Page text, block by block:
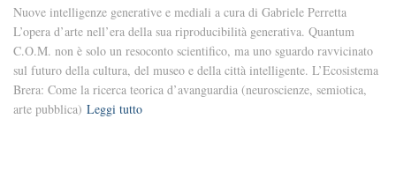
Nuove intelligenze generative e mediali a cura di Gabriele Perretta
L’opera d’arte nell’era della sua riproducibilità generativa. Quantum
C.O.M. non è solo un resoconto scientifico, ma uno sguardo ravvicinato
sul futuro della cultura, del museo e della città intelligente. L’Ecosistema
Brera: Come la ricerca teorica d’avanguardia (neuroscienze, semiotica,
arte pubblica) Leggi tutto